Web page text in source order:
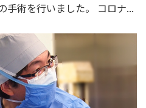
手術を行いました。 コロナ...